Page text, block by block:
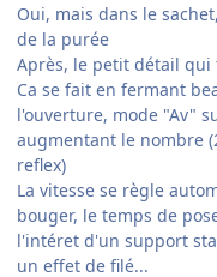
Oui, mais dans le
de la purée
Après, le petit détail qui
Ca se fait en fermant
l'ouverture, mode "Av"
augmentant le nombre
reflex)
La vitesse se règle
bouger, le temps de
l'intéret d'un support
un effet de filé...